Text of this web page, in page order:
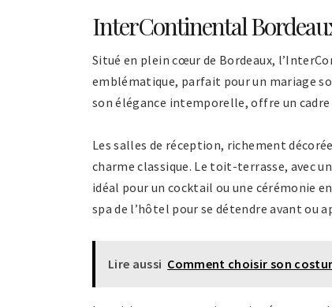
InterContinental
Situé en plein cœur de Bordeaux,
emblématique, parfait pour un mariage
son élégance intemporelle, offre un
Les salles de réception, richement
charme classique. Le toit-terrasse, avec
idéal pour un cocktail ou une cérémonie
spa de l’hôtel pour se détendre avant ou
Lire aussi Comment choisir son